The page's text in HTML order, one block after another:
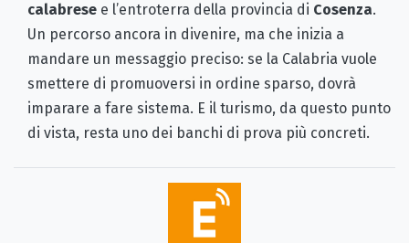
calabrese e l’entroterra della provincia di Cosenza.
Un percorso ancora in divenire, ma che inizia a
mandare un messaggio preciso: se la Calabria vuole
smettere di promuoversi in ordine sparso, dovrà
imparare a fare sistema. E il turismo, da questo punto
di vista, resta uno dei banchi di prova più concreti.